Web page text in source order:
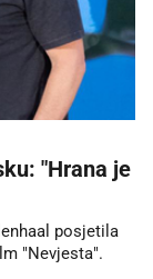
"Hrana je
posjetila
"Nevjesta".